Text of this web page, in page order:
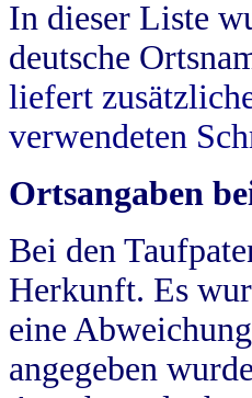
In dieser Liste
deutsche
liefert
verwendeten
Ortsangaben
Bei den
Herkunft. Es
eine
angegeben